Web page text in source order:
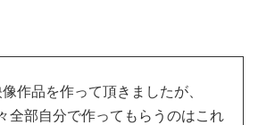
作品を作って頂きましたが、
全部自分で作ってもらうのはこれ